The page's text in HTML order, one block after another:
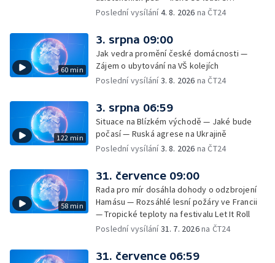
hudebníkem Glenem Hansardem
Poslední vysílání4. 8. 2026 na ČT24
60 min
3. srpna 09:00
Jak vedra promění české domácnosti —
Zájem o ubytování na VŠ kolejích
Poslední vysílání3. 8. 2026 na ČT24
122 min
3. srpna 06:59
Situace na Blízkém východě — Jaké bude
počasí — Ruská agrese na Ukrajině
Poslední vysílání3. 8. 2026 na ČT24
58 min
31. července 09:00
Rada pro mír dosáhla dohody o odzbrojení
Hamásu — Rozsáhlé lesní požáry ve Francii
— Tropické teploty na festivalu Let It Roll
Poslední vysílání31. 7. 2026na ČT24
31. července 06:59